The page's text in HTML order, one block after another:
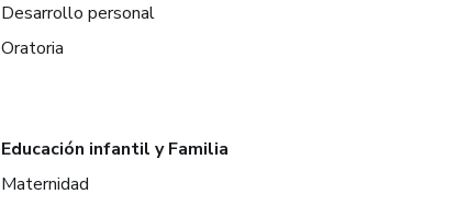
Desarrollo personal
Oratoria
Educación infantil y Familia
Maternidad